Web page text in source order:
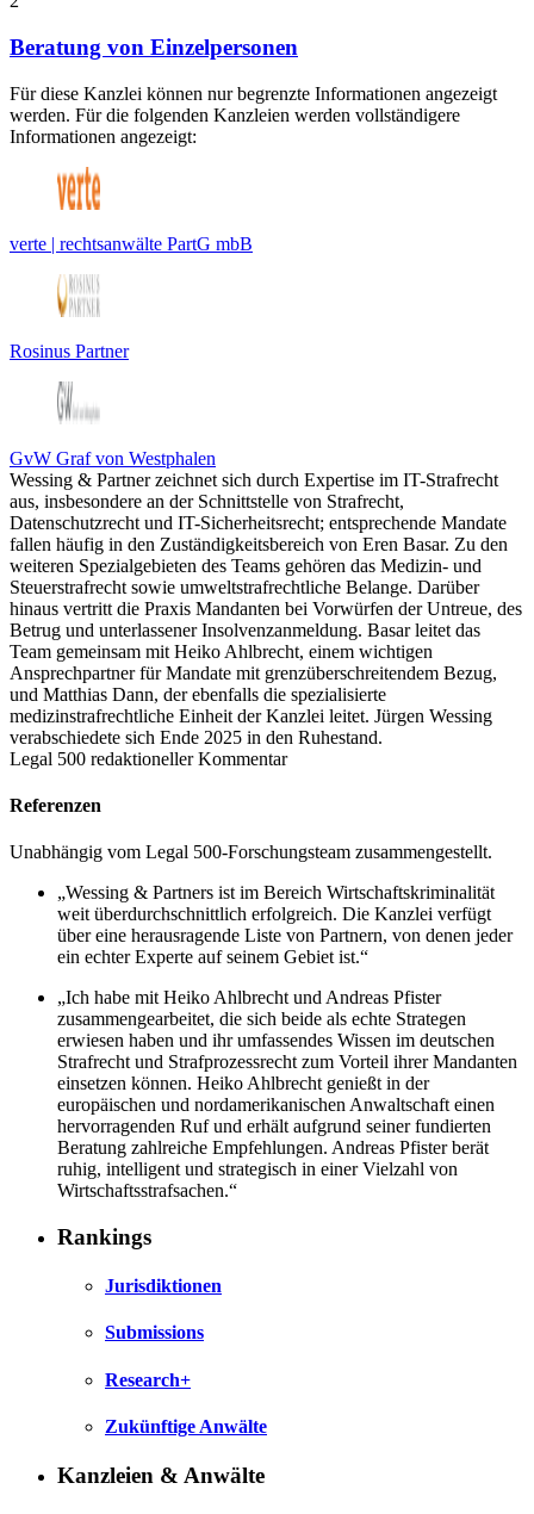
Beratung von Einzelpersonen
Für diese Kanzlei können nur begrenzte Informationen angezeigt
werden. Für die folgenden Kanzleien werden vollständigere
Informationen angezeigt:
verte | rechtsanwälte PartG mbB
Rosinus Partner
GvW Graf von Westphalen
Wessing & Partner zeichnet sich durch Expertise im IT-Strafrecht
aus, insbesondere an der Schnittstelle von Strafrecht,
Datenschutzrecht und IT-Sicherheitsrecht; entsprechende Mandate
fallen häufig in den Zuständigkeitsbereich von Eren Basar. Zu den
weiteren Spezialgebieten des Teams gehören das Medizin- und
Steuerstrafrecht sowie umweltstrafrechtliche Belange. Darüber
hinaus vertritt die Praxis Mandanten bei Vorwürfen der Untreue, des
Betrug und unterlassener Insolvenzanmeldung. Basar leitet das
Team gemeinsam mit Heiko Ahlbrecht, einem wichtigen
Ansprechpartner für Mandate mit grenzüberschreitendem Bezug,
und Matthias Dann, der ebenfalls die spezialisierte
medizinstrafrechtliche Einheit der Kanzlei leitet. Jürgen Wessing
verabschiedete sich Ende 2025 in den Ruhestand.
Legal 500 redaktioneller Kommentar
Referenzen
Unabhängig vom Legal 500-Forschungsteam zusammengestellt.
„Wessing & Partners ist im Bereich Wirtschaftskriminalität
weit überdurchschnittlich erfolgreich. Die Kanzlei verfügt
über eine herausragende Liste von Partnern, von denen jeder
ein echter Experte auf seinem Gebiet ist.“
„Ich habe mit Heiko Ahlbrecht und Andreas Pfister
zusammengearbeitet, die sich beide als echte Strategen
erwiesen haben und ihr umfassendes Wissen im deutschen
Strafrecht und Strafprozessrecht zum Vorteil ihrer Mandanten
einsetzen können. Heiko Ahlbrecht genießt in der
europäischen und nordamerikanischen Anwaltschaft einen
hervorragenden Ruf und erhält aufgrund seiner fundierten
Beratung zahlreiche Empfehlungen. Andreas Pfister berät
ruhig, intelligent und strategisch in einer Vielzahl von
Wirtschaftsstrafsachen.“
Rankings
Jurisdiktionen
Submissions
Research+
Zukünftige Anwälte
Kanzleien & Anwälte